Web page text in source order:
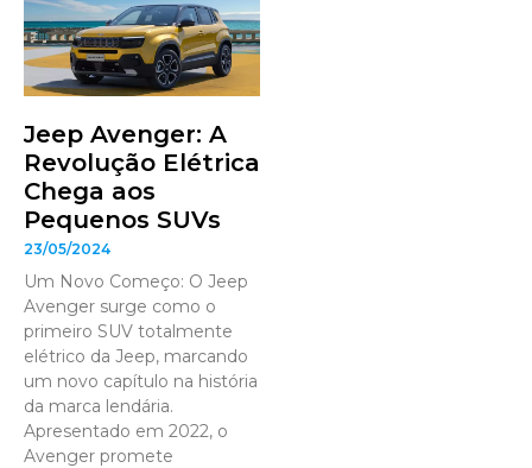
Jeep Avenger: A
Revolução Elétrica
Chega aos
Pequenos SUVs
23/05/2024
Um Novo Começo: O Jeep
Avenger surge como o
primeiro SUV totalmente
elétrico da Jeep, marcando
um novo capítulo na história
da marca lendária.
Apresentado em 2022, o
Avenger promete